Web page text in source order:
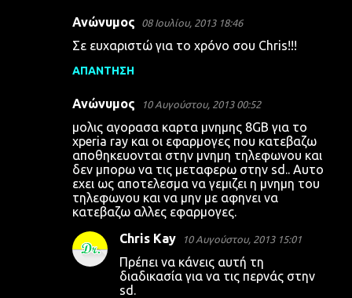
Ανώνυμος 08 Ιουλίου, 2013 18:46
Σε ευχαριστώ για το χρόνο σου Chris!!!
ΑΠΆΝΤΗΣΗ
Ανώνυμος 10 Αυγούστου, 2013 00:52
μολις αγορασα καρτα μνημης 8GB για το
xperia ray και οι εφαρμογες που κατεβαζω
αποθηκευονται στην μνημη τηλεφωνου και
δεν μπορω να τις μεταφερω στην sd.. Αυτο
εχει ως αποτελεσμα να γεμιζει η μνημη του
τηλεφωνου και να μην με αφηνει να
κατεβαζω αλλες εφαρμογες.
Chris Kay 10 Αυγούστου, 2013 15:01
Πρέπει να κάνεις αυτή τη
διαδικασία για να τις περνάς στην
sd.